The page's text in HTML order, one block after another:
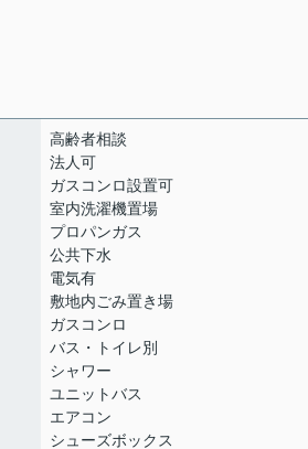
高齢者相談
法人可
ガスコンロ設置可
室内洗濯機置場
プロパンガス
公共下水
電気有
敷地内ごみ置き場
ガスコンロ
バス・トイレ別
シャワー
ユニットバス
エアコン
シューズボックス